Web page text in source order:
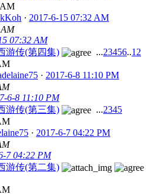
· 2017-6-15 07:32 AM
07:32 AM
游传(第四集)
...23456..12
· 2017-6-8 11:10 PM
6-8 11:10 PM
游传(第三集)
...2345
· 2017-6-7 04:22 PM
7 04:22 PM
游传(第二集)